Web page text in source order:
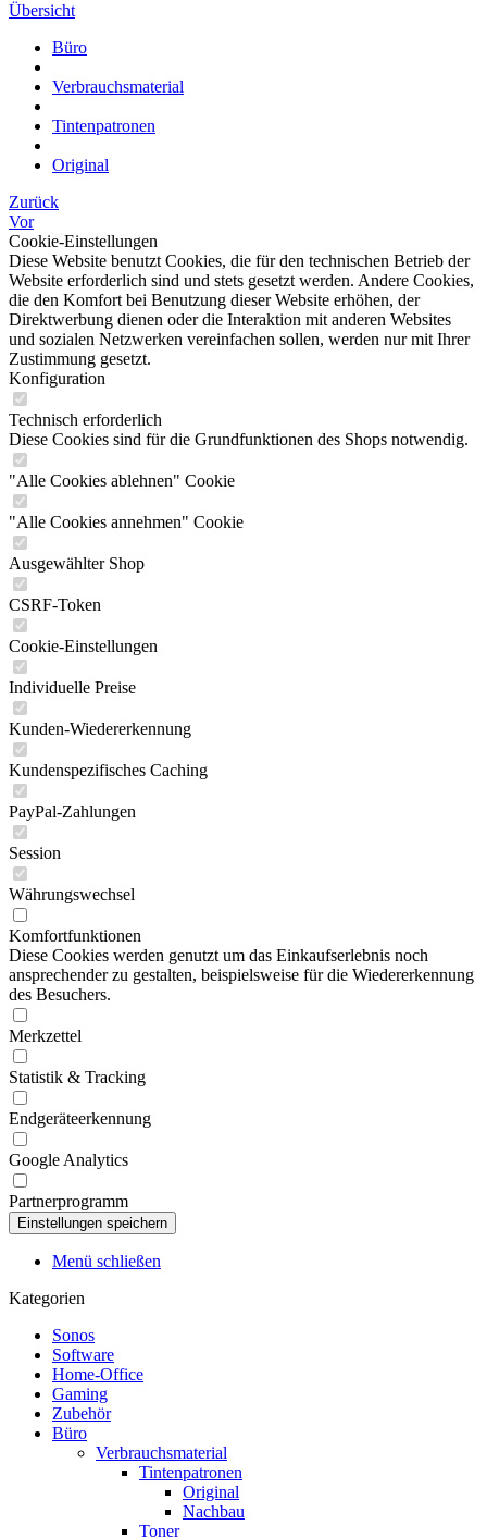
Übersicht
Büro
Verbrauchsmaterial
Tintenpatronen
Original
Zurück
Vor
Cookie-Einstellungen
Diese Website benutzt Cookies, die für den technischen Betrieb der
Website erforderlich sind und stets gesetzt werden. Andere Cookies,
die den Komfort bei Benutzung dieser Website erhöhen, der
Direktwerbung dienen oder die Interaktion mit anderen Websites
und sozialen Netzwerken vereinfachen sollen, werden nur mit Ihrer
Zustimmung gesetzt.
Konfiguration
Technisch erforderlich
Diese Cookies sind für die Grundfunktionen des Shops notwendig.
"Alle Cookies ablehnen" Cookie
"Alle Cookies annehmen" Cookie
Ausgewählter Shop
CSRF-Token
Cookie-Einstellungen
Individuelle Preise
Kunden-Wiedererkennung
Kundenspezifisches Caching
PayPal-Zahlungen
Session
Währungswechsel
Komfortfunktionen
Diese Cookies werden genutzt um das Einkaufserlebnis noch
ansprechender zu gestalten, beispielsweise für die Wiedererkennung
des Besuchers.
Merkzettel
Statistik & Tracking
Endgeräteerkennung
Google Analytics
Partnerprogramm
Menü schließen
Kategorien
Sonos
Software
Home-Office
Gaming
Zubehör
Büro
Verbrauchsmaterial
Tintenpatronen
Original
Nachbau
Toner